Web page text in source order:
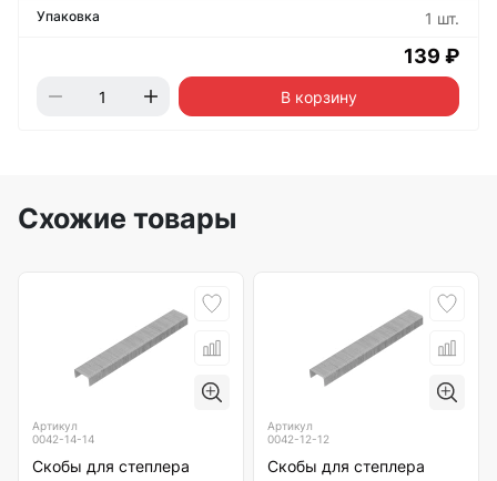
1 шт.
139 ₽
В корзину
Схожие товары
Артикул
0042-14-14
Скобы для степлера
Артикул
0042-12-12
Скобы для степлера